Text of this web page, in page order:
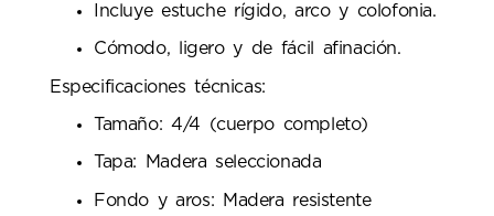
Incluye estuche rígido, arco y colofonia.
Cómodo, ligero y de fácil afinación.
Especificaciones técnicas:
Tamaño: 4/4 (cuerpo completo)
Tapa: Madera seleccionada
Fondo y aros: Madera resistente